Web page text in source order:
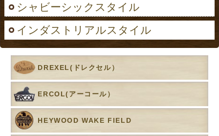
シャビーシックスタイル
インダストリアルスタイル
DREXEL(ドレクセル）
ERCOL(アーコール）
HEYWOOD WAKE FIELD